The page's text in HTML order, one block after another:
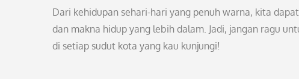
Dari kehidupan sehari-hari yang penuh warna, kita
dan makna hidup yang lebih dalam. Jadi, jangan ragu
di setiap sudut kota yang kau kunjungi!